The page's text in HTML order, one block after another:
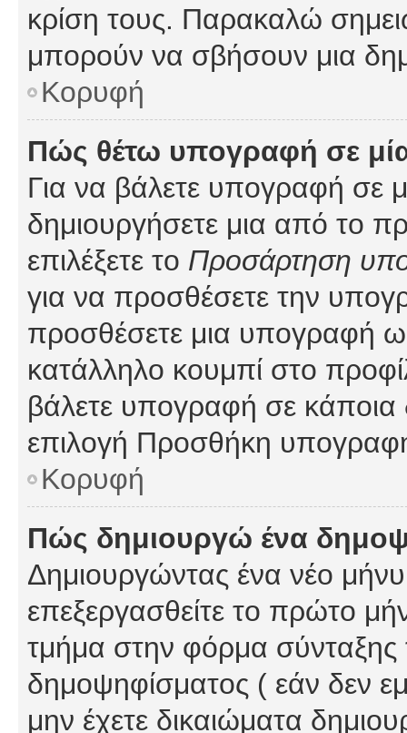
κρίση τους. Παρακαλώ
μπορούν να σβήσουν μια
Κορυφή
Πώς θέτω υπογραφή σε
Για να βάλετε υπογραφή σε
δημιουργήσετε μια από το
επιλέξετε το Προσάρτηση
για να προσθέσετε την
προσθέσετε μια υπογραφή
κατάλληλο κουμπί στο
βάλετε υπογραφή σε κάποια
επιλογή Προσθήκη
Κορυφή
Πώς δημιουργώ ένα
Δημιουργώντας ένα νέο
επεξεργασθείτε το πρώτο
τμήμα στην φόρμα σύνταξης
δημοψηφίσματος ( εάν δεν
μην έχετε δικαιώματα